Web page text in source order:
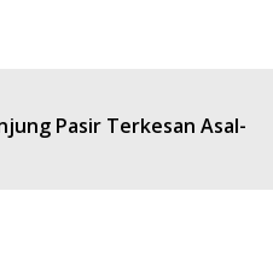
Pasir Terkesan Asal-